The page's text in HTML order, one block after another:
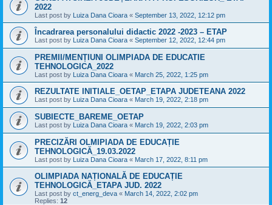
2022
Last post by Luiza Dana Cioara « September 13, 2022, 12:12 pm
Încadrarea personalului didactic 2022 -2023 – ETAP
Last post by Luiza Dana Cioara « September 12, 2022, 12:44 pm
PREMII/MENȚIUNI OLIMPIADA DE EDUCATIE
TEHNOLOGICA_2022
Last post by Luiza Dana Cioara « March 25, 2022, 1:25 pm
REZULTATE INITIALE_OETAP_ETAPA JUDETEANA 2022
Last post by Luiza Dana Cioara « March 19, 2022, 2:18 pm
SUBIECTE_BAREME_OETAP
Last post by Luiza Dana Cioara « March 19, 2022, 2:03 pm
PRECIZĂRI OLMIPIADA DE EDUCAȚIE
TEHNOLOGICĂ_19.03.2022
Last post by Luiza Dana Cioara « March 17, 2022, 8:11 pm
OLIMPIADA NAȚIONALĂ DE EDUCAȚIE
TEHNOLOGICĂ_ETAPA JUD. 2022
Last post by ct_energ_deva « March 14, 2022, 2:02 pm
Replies: 12